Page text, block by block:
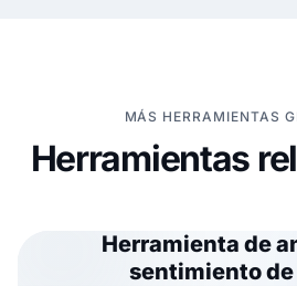
MÁS HERRAMIENTAS
Herramientas
Herramienta de
sentimiento de